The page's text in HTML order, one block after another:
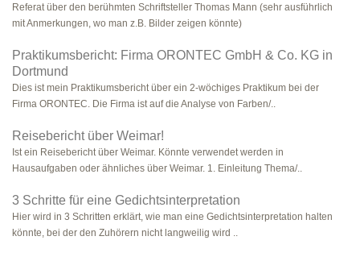
Referat über den berühmten Schriftsteller Thomas Mann (sehr ausführlich
mit Anmerkungen, wo man z.B. Bilder zeigen könnte)
Praktikumsbericht: Firma ORONTEC GmbH & Co. KG in
Dortmund
Dies ist mein Praktikumsbericht über ein 2-wöchiges Praktikum bei der
Firma ORONTEC. Die Firma ist auf die Analyse von Farben/..
Reisebericht über Weimar!
Ist ein Reisebericht über Weimar. Könnte verwendet werden in
Hausaufgaben oder ähnliches über Weimar. 1. Einleitung Thema/..
3 Schritte für eine Gedichtsinterpretation
Hier wird in 3 Schritten erklärt, wie man eine Gedichtsinterpretation halten
könnte, bei der den Zuhörern nicht langweilig wird ..